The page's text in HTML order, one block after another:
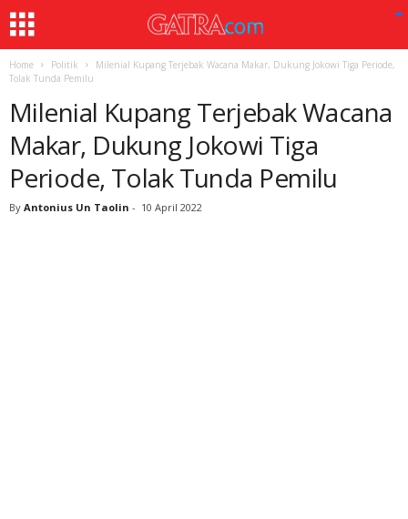
Home Politik
Milenial Kupang Terjebak Wacana Makar, Dukung Jokowi Tiga Periode,
Tolak Tunda Pemilu
Milenial Kupang Terjebak Wacana
Makar, Dukung Jokowi Tiga
Periode, Tolak Tunda Pemilu
By Antonius Un Taolin - 10 April 2022